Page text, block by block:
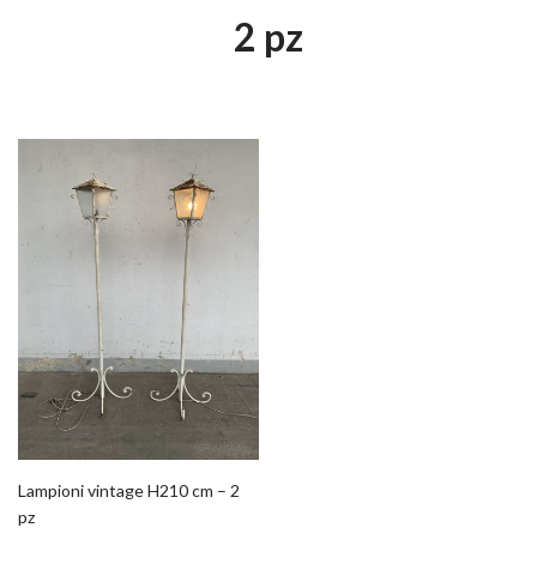
2 pz
Lampioni vintage H210 cm – 2
pz